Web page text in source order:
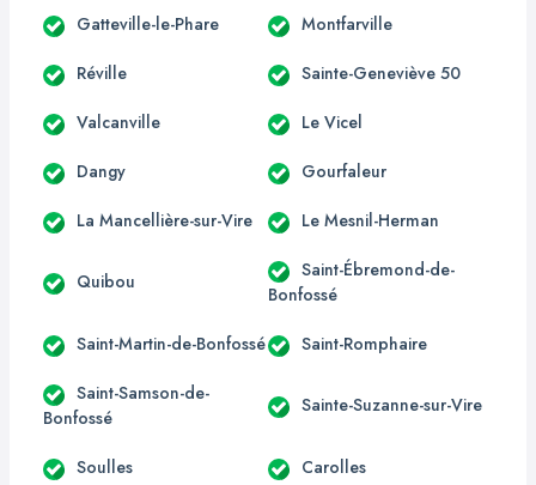
Gatteville-le-Phare Montfarville
Réville Sainte-Geneviève 50
Valcanville Le Vicel
Dangy Gourfaleur
La Mancellière-sur-Vire Le Mesnil-Herman
Quibou
Saint-Ébremond-de-
Bonfossé
Saint-Martin-de-Bonfossé Saint-Romphaire
Saint-Samson-de-
Bonfossé
Sainte-Suzanne-sur-Vire
Soulles Carolles